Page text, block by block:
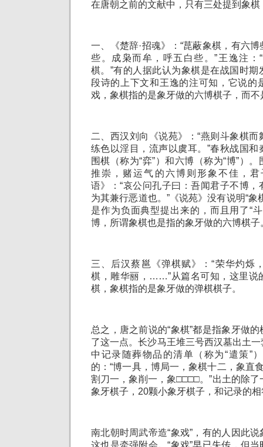
在唐朝之前的文献中，只有三处提到象棋
一、《楚辞·招魂》：“菎蔽象棋，有六
些。成枭而牟，呼五白些。”王逸注：
棋。”有的人据此认为象棋是在战国时
段诗的上下文和王逸的注可知，它说的
戏，象棋指的是象牙做的六博棋子，而
二、西汉刘向《说苑》：“燕则斗象棋
练色以淫目，流声以虞耳。”春秋战国
围棋（称为“弈”）和六博（称为“博”）
推崇，赌运气的六博则形象不佳，
语》：“哀公问孔子曰：吾闻君子不博
为其兼行恶道也。”《说苑》没有说明“象
是作为负面典型提出来的，而且用了“
博，所谓象棋也是指的象牙做的六博棋子
三、后汉蔡邕《弹棋赋》：“荣华灼烁
棋，雕华丽，……”从篇名可知，这里说
棋，象棋指的是象牙做的弹棋棋子。
总之，唐之前说的“象棋”都是指象牙做
了这一点。长沙马王堆三号西汉墓出土
中记录随葬物品的清单（称为“遣策”
的：“博一具，博局一，象棋十二，象直
割刀一，象削一，象□□□□。”出土的除
象牙棋子，20颗小象牙棋子，和记录的
南北朝时周武帝造“象戏”，有的人因此
这也是牵强附会。“象戏”早已失传，但